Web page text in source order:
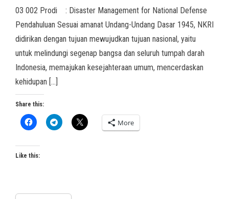
03 002 Prodi : Disaster Management for National Defense
Pendahuluan Sesuai amanat Undang-Undang Dasar 1945, NKRI
didirikan dengan tujuan mewujudkan tujuan nasional, yaitu
untuk melindungi segenap bangsa dan seluruh tumpah darah
Indonesia, memajukan kesejahteraan umum, mencerdaskan
kehidupan […]
Share this:
More
Like this: